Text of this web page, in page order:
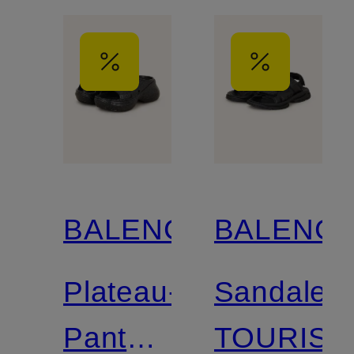
BALENCIAGA
Plateau-
Pantoletten
Sandalen
TOURIST